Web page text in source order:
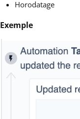
Horodatage
Exemple